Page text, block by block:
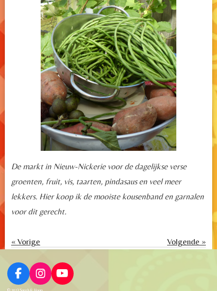
De markt in Nieuw-Nickerie voor de dagelijkse verse
groenten, fruit, vis, taarten, pindasaus en veel meer
lekkers. Hier koop ik de mooiste kousenband en garnalen
voor dit gerecht.
« Vorige Volgende »
F
a
I
n
Y
o
© 2023 Sorgh & Hoop